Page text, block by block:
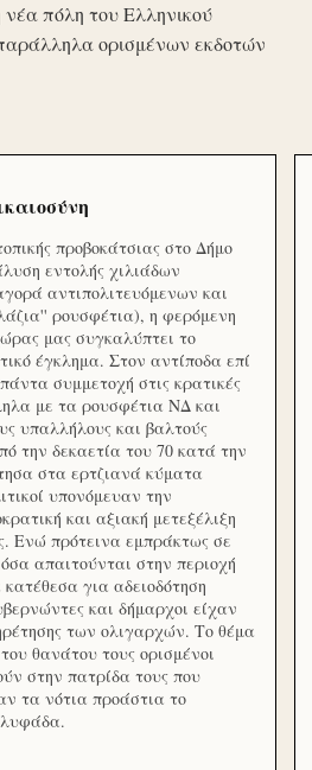
πόλη του Ελληνικού
ορισμένων εκδοτών
προβοκάτσιας στο Δήμο
εντολής χιλιάδων
αντιπολιτευόμενων και
ρουσφέτια), η φερόμενη
μας συγκαλύπτει το
έγκλημα. Στον αντίποδα επί
συμμετοχή στις κρατικές
με τα ρουσφέτια ΝΔ και
υπαλλήλους και βαλτούς
την δεκαετία του 70 κατά την
στα ερτζιανά κύματα
υπονόμευαν την
και αξιακή μετεξέλιξη
Ενώ πρότεινα εμπράκτως σε
απαιτούνται στην περιοχή
για αδειοδότηση
και δήμαρχοι είχαν
των ολιγαρχών. Το θέμα
θανάτου τους ορισμένοι
στην πατρίδα τους που
τα νότια προάστια το